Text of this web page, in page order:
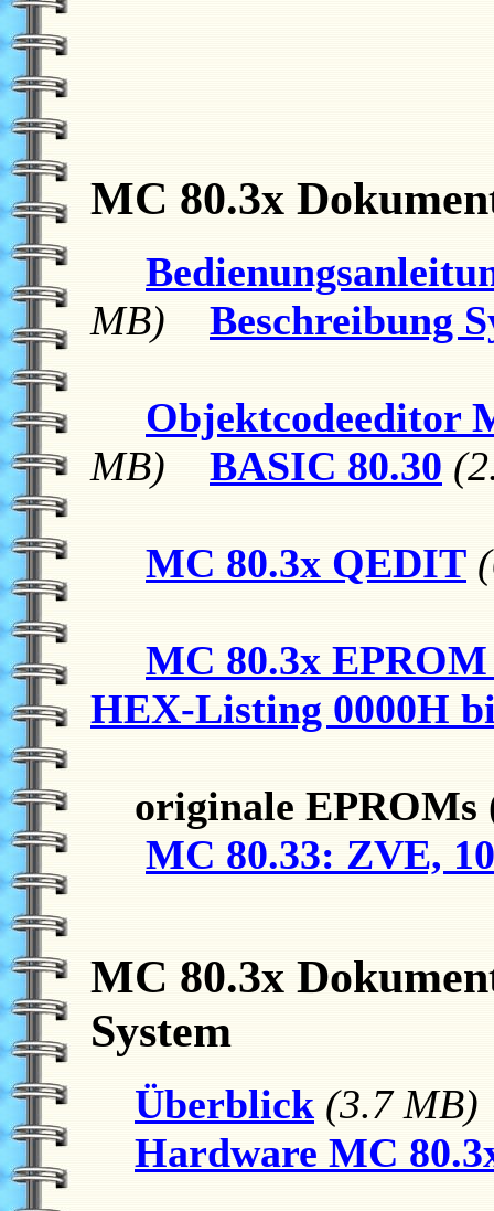
MC 80.3x
MB)
Beschreibung
Objektcodeeditor
MB)
BASIC 80.30
MC 80.3x QEDIT
MC 80.3x
HEX-Listing 0000H
originale EPROMs
MC 80.33: ZVE,
MC 80.3x
System
Überblick (3.7 MB)
Hardware MC